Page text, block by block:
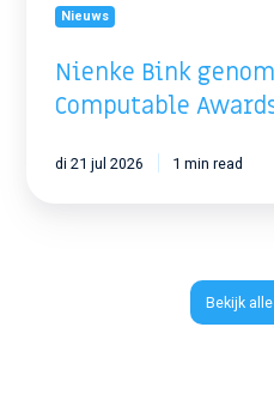
Nieuws
Nienke Bink
Computable
di 21 jul 2026 1 min read
Bekijk